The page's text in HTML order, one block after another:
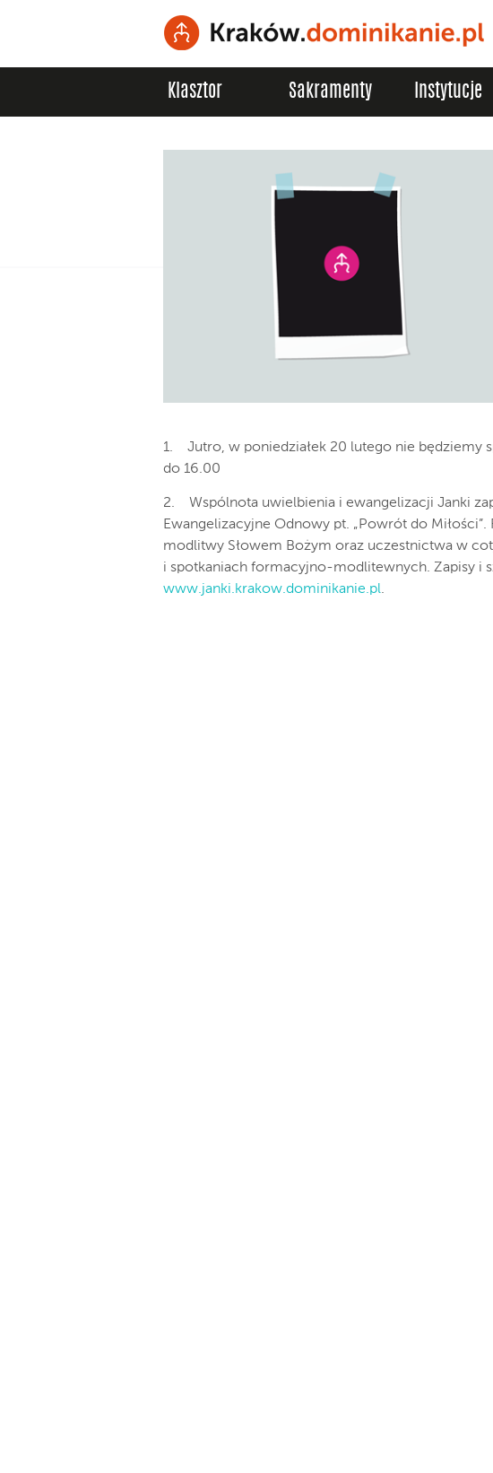
Klasztor Sakramenty Instytucje
1. Jutro, w poniedziałek 20 lutego nie będziemy
do 16.00
2. Wspólnota uwielbienia i ewangelizacji Janki
Ewangelizacyjne Odnowy pt. „Powrót do Miłości”.
modlitwy Słowem Bożym oraz uczestnictwa w
i spotkaniach formacyjno-modlitewnych. Zapisy i
www.janki.krakow.dominikanie.pl.